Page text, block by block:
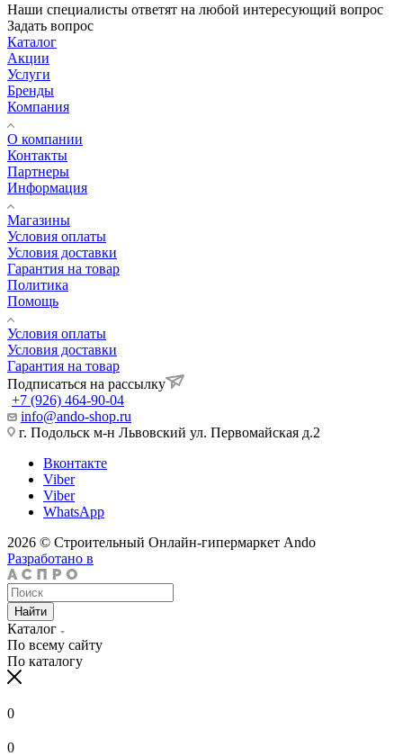
Наши специалисты ответят на любой интересующий вопрос
Задать вопрос
Каталог
Акции
Услуги
Бренды
Компания
О компании
Контакты
Партнеры
Информация
Магазины
Условия оплаты
Условия доставки
Гарантия на товар
Политика
Помощь
Условия оплаты
Условия доставки
Гарантия на товар
Подписаться на рассылку
+7 (926) 464-90-04
info@ando-shop.ru
г. Подольск м-н Львовский ул. Первомайская д.2
Вконтакте
Viber
Viber
WhatsApp
2026 © Строительный Онлайн-гипермаркет Ando
Разработано в
Найти
Каталог
По всему сайту
По каталогу
0
0